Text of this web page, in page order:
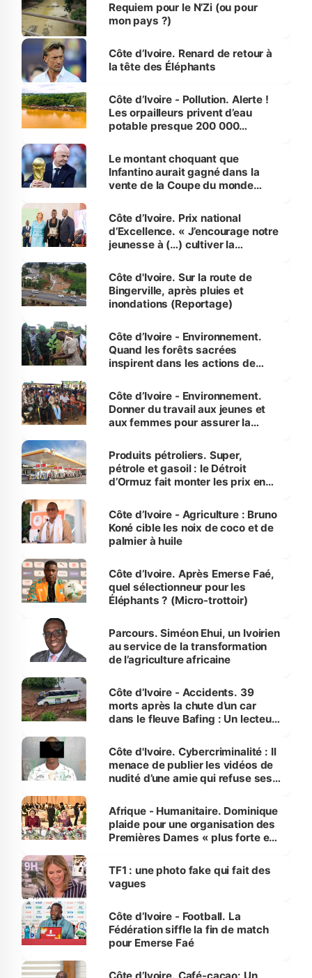
Requiem pour le N’Zi (ou pour
mon pays ?)
Côte d’Ivoire. Renard de retour à
la tête des Éléphants
Côte d’Ivoire - Pollution. Alerte !
Les orpailleurs privent d’eau
potable presque 200 000
Le montant choquant que
Infantino aurait gagné dans la
vente de la Coupe du monde
Côte d’Ivoire. Prix national
d’Excellence. « J’encourage notre
jeunesse à (…) cultiver la
(Alassane Ouattara
Côte d'Ivoire. Sur la route de
Bingerville, après pluies et
inondations (Reportage)
Côte d’Ivoire - Environnement.
Quand les forêts sacrées
inspirent dans les actions de
Côte d’Ivoire - Environnement.
Donner du travail aux jeunes et
aux femmes pour assurer la
menacées
Produits pétroliers. Super,
pétrole et gasoil : le Détroit
d’Ormuz fait monter les prix en
Côte d’Ivoire - Agriculture : Bruno
Koné cible les noix de coco et de
palmier à huile
Côte d’Ivoire. Après Emerse Faé,
quel sélectionneur pour les
Éléphants ? (Micro-trottoir)
Parcours. Siméon Ehui, un Ivoirien
au service de la transformation
de l’agriculture africaine
Côte d’Ivoire - Accidents. 39
morts après la chute d’un car
dans le fleuve Bafing : Un lecteur
des Transports
Côte d'Ivoire. Cybercriminalité : Il
menace de publier les vidéos de
nudité d’une amie qui refuse ses
Afrique - Humanitaire. Dominique
plaide pour une organisation des
Premières Dames « plus forte et
sur la scène internationale »
TF1 : une photo fake qui fait des
vagues
Côte d’Ivoire - Football. La
Fédération siffle la fin de match
pour Emerse Faé